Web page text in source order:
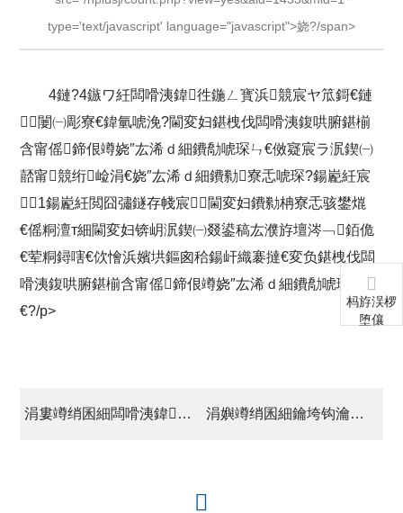
type='text/javascript' language="javascript">娆?/span>
4鏈?4鏃ワ紝闆嗗洟鍏徃鍦ㄥ寳浜競宸ヤ笟鎶€鏈
闄㈠彫寮€鍏氫唬浼?閫変妇鍖栧伐闆嗗洟鍑哄腑鍖椾
含甯傜鍗佷竴娆″厷浠ｄ細鐨勪唬琛ㄣ€傚寲宸ラ泦鍥㈠
嚭甯競绗崄涓€娆″厷浠ｄ細鐨勬寮忎唬琛?鍚嶏紝宸
1鍚嶏紝閲囧彇鐩存帴宸閫変妇鐨勬柟寮忎骇鐢熴
€傜粡澶т細閫変妇锛岄泦鍥㈠叕鍙稿厷濮斿壇涔﹁銆佹
€荤粡鐞嗐€佽懀浜嬪垬鏂囪秴鍚屽織褰撻€変负鍖栧伐闆
嗗洟鍑哄腑鍖椾含甯傜鍗佷竴娆″厷浠ｄ細鐨勪唬琛ㄣ
€?/p>
涓婁竴绡囷細闆嗗洟鍏徃鍙紑浜烘墠宸ヤ綔搴ц皥浼?/a> 涓嬩竴绡囷細鑰垮钩瀹夊悓蹇椾换闆嗗洟鍏徃澶栭儴钁ｄ簨
杩斿洖椤
堕儴